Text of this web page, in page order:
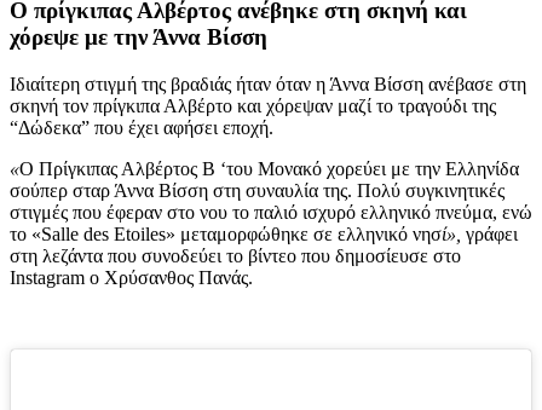
Ο πρίγκιπας Αλβέρτος ανέβηκε στη σκηνή και
χόρεψε με την Άννα Βίσση
Ιδιαίτερη στιγμή της βραδιάς ήταν όταν η Άννα Βίσση ανέβασε στη
σκηνή τον πρίγκιπα Αλβέρτο και χόρεψαν μαζί το τραγούδι της
“Δώδεκα” που έχει αφήσει εποχή.
«Ο Πρίγκιπας Αλβέρτος Β ‘του Μονακό χορεύει με την Ελληνίδα
σούπερ σταρ Άννα Βίσση στη συναυλία της. Πολύ συγκινητικές
στιγμές που έφεραν στο νου το παλιό ισχυρό ελληνικό πνεύμα, ενώ
το «Salle des Etoiles» μεταμορφώθηκε σε ελληνικό νησί», γράφει
στη λεζάντα που συνοδεύει το βίντεο που δημοσίευσε στο
Instagram ο Χρύσανθος Πανάς.